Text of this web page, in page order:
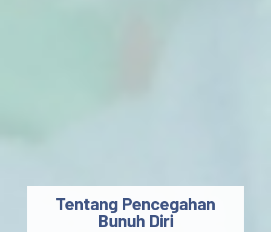
Tentang Pencegahan
Bunuh Diri